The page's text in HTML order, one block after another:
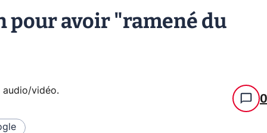
pour avoir "ramené du
audio/vidéo.
0